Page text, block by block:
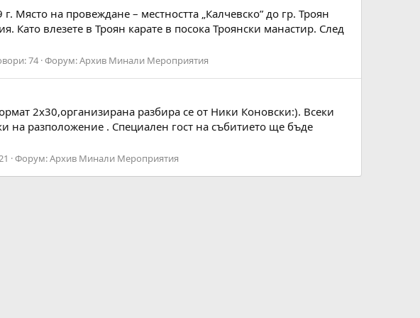
на провеждане – местността „Калчевско” до гр. Троян
Като влезете в Троян карате в посока Троянски манастир. След
74 Форум:Архив Минали Мероприятия
2х30,организирана разбира се от Ники Коновски:). Всеки
разположение . Специален гост на събитието ще бъде
Форум:Архив Минали Мероприятия